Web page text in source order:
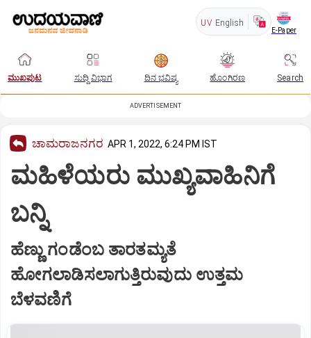
UV English
E-Paper
ಮುಖಪುಟ ಸುದ್ದಿ ವಿಭಾಗ ದಿನ ಭವಿಷ್ಯ ಹೊಂಗಿರಣ Search
ADVERTISEMENT
ಚಾಮರಾಜನಗರ APR 1, 2022, 6:24 PM IST
ಮಹಿಳೆಯರು ಮುಖ್ಯವಾಹಿನಿಗೆ
ಬನ್ನಿ
ಹೆಣ್ಣು ಗಂಡೆಂಬ ತಾರತಮ್ಯತೆ
ಹೋಗಲಾಡಿಸಲಾಗುತ್ತಿರುವುದು ಉತ್ತಮ
ಬೆಳವಣಿಗೆ